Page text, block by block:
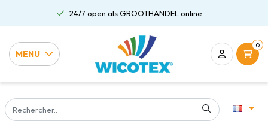
24/7 open als GROOTHANDEL online
MENU
0